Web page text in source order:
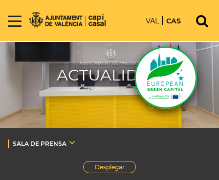
VAL CAS
ACTUALIDAD
SALA DE PRENSA
Desplegar